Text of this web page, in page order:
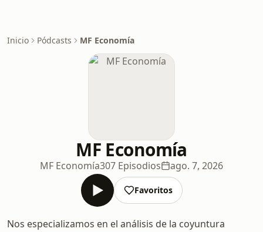
Inicio Pódcasts MF Economía
MF Economía
MF Economía307 Episodios ago. 7, 2026
Favoritos
Nos especializamos en el análisis de la coyuntura